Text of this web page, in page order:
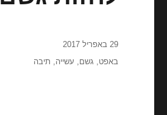
פורסם
29 באפריל 2017
תגיות
באפט, גשם, עשייה, תיבה